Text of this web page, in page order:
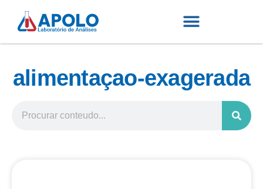
alimentaçao-exagerada